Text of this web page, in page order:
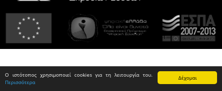
Δέχομαι
Ο ιστότοπος χρησιμοποιεί cookies για τη λειτουργία του.
Περισσότερα